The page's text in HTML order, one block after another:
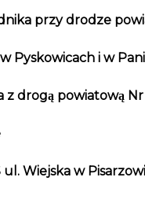
przy drodze
Pyskowicach i w
z drogą powiatową
Wiejska w